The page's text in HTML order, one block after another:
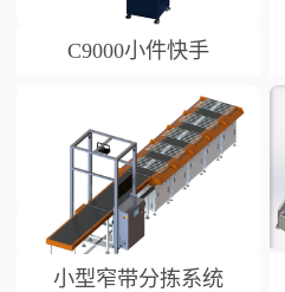
C9000小件快手
小型窄带分拣系统